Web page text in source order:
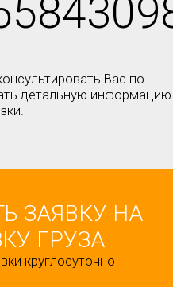
Вас по
детальную
ЗАЯВКУ НА
ГРУЗА
круглосуточно